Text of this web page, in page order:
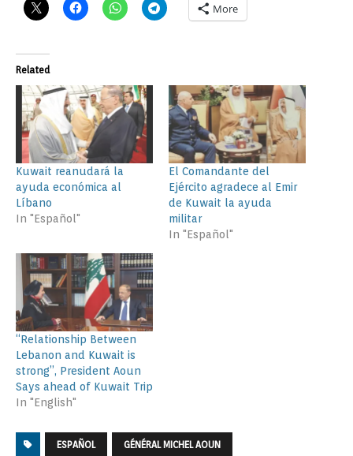
More
Related
Kuwait reanudará la
ayuda económica al
Líbano
In "Español"
El Comandante del
Ejército agradece al Emir
de Kuwait la ayuda
militar
In "Español"
“Relationship Between
Lebanon and Kuwait is
strong”, President Aoun
Says ahead of Kuwait Trip
In "English"
ESPAÑOL GÉNÉRAL MICHEL AOUN